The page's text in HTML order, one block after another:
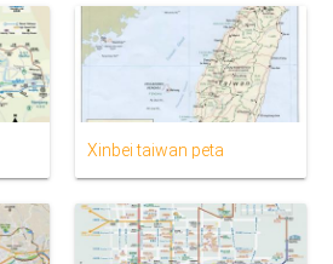
Xinbei taiwan peta